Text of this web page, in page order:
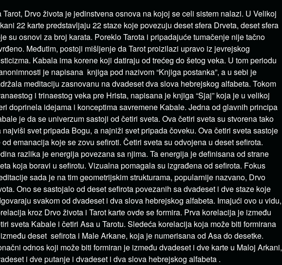
Tarot, Drvo života je jedinstvena osnova na kojoj se celi sistem nalazi. U Velikoj
22 karte predstavljaju 22 staze koje povezuju deset sfera Drveta, deset sfera
su osnovi za broj karata. Poreklo Tarota i pripadajuće tumačenje nije tačno
Međutim, postoji mišljenje da Tarot proizilazi upravo iz jevrejskog
Kabala ima korene koji datiraju od trećeg do šetog veka. U tom periodu
je napisana knjiga pod nazivom “Knjiga postanka”, a u sebi je
meditaciju zasnovanu na dvadeset dva slova hebrejskog alfabeta. Tokom
i trinaestog veka pre Hrista, napisana je knjiga “Sjaj” koja je u velikoj
doprinela idejama i konceptima savremene Kabale. Jedna od glavnih principa
je da se univerzum sastoji od četiri sveta. Ova četiri sveta su stvorena tako
najviši svet pripada Bogu, a najniži svet pripada čoveku. Ova četiri sveta sastoje
od emanacija koje se zovu sefiroti. Četiri sveta su odvojena u deset sefirota.
razlika je energija povezana sa njima. Ta energija je definisana od strane
koja boravi u sefirotu. Vizualna pomagala su izgrađena od sefirota. Fokus
sada je na tim geometrijskim strukturama, popularnije nazvano, Drvo
Ono se sastojalo od deset sefirota povezanih sa dvadeset i dve staze koje
svakom od dvadeset i dva slova hebrejskog alfabeta. Imajući ovo u vidu,
kroz Drvo života i Tarot karte ovde se formira. Prva korelacija je između
sveta Kabale i četiri Asa u Tarotu. Sledeća korelacija koja može biti formirana
deset sefirota i Male Arkane, koja je numerisana od Asa do desetke.
odnos koji može biti formiran je između dvadeset i dve karte u Maloj Arkani,
i dve putanje i dvadeset i dva slova hebrejskog alfabeta .